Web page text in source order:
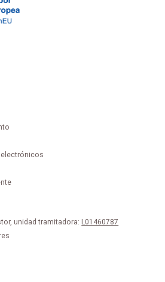
unidad tramitadora: L01460787